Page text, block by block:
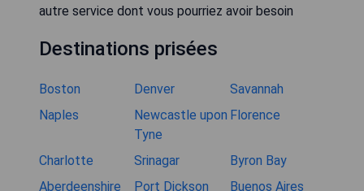
autre service dont vous pourriez avoir besoin
Destinations prisées
Boston Denver
Savannah
Naples
Newcastle upon
Tyne
Florence
Charlotte Srinagar
Byron Bay
Aberdeenshire
Port Dickson Buenos Aires